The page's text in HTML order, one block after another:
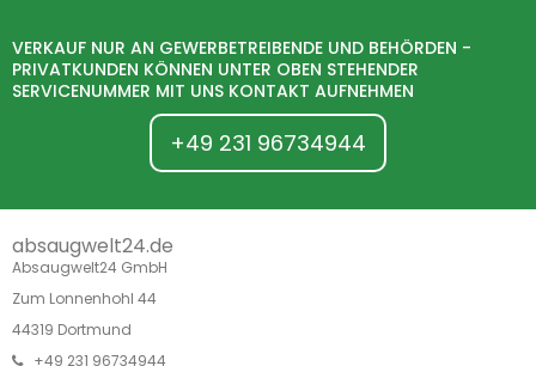
VERKAUF NUR AN GEWERBETREIBENDE UND BEHÖRDEN -
PRIVATKUNDEN KÖNNEN UNTER OBEN STEHENDER
SERVICENUMMER MIT UNS KONTAKT AUFNEHMEN
+49 231 96734944
absaugwelt24.de
Absaugwelt24 GmbH
Zum Lonnenhohl 44
44319 Dortmund
+49 231 96734944